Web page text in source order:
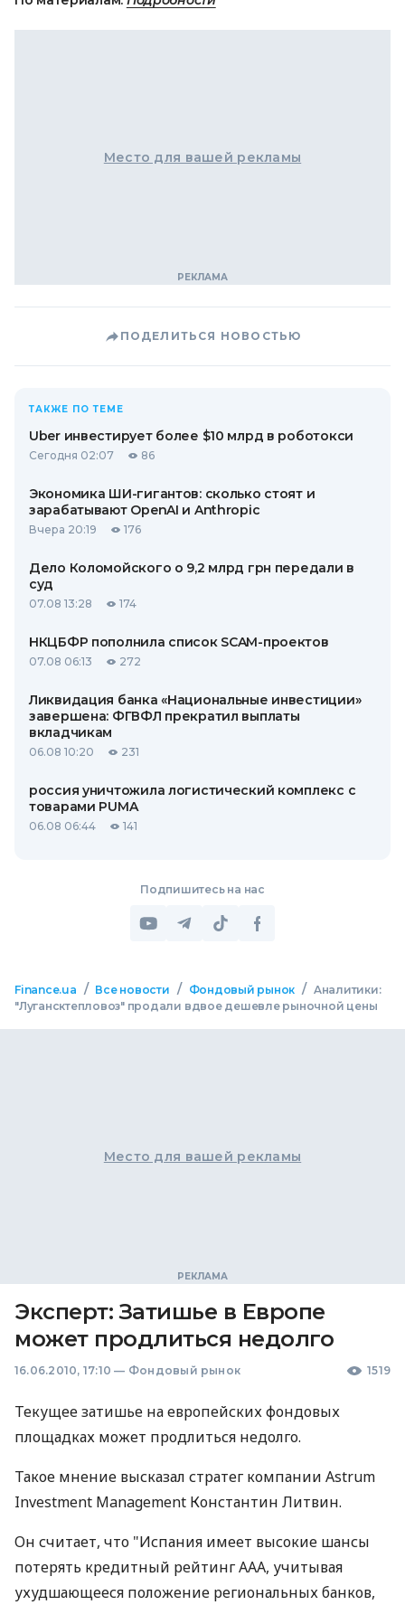
Место для вашей рекламы
ПОДЕЛИТЬСЯ НОВОСТЬЮ
ТАКЖЕ ПО ТЕМЕ
Uber инвестирует более $10 млрд в роботокси
Сегодня 02:07 86
Экономика ШИ-гигантов: сколько стоят и
зарабатывают OpenAI и Anthropic
Вчера 20:19 176
Дело Коломойского о 9,2 млрд грн передали в
суд
07.08 13:28 174
НКЦБФР пополнила список SCAM-проектов
07.08 06:13 272
Ликвидация банка «Национальные инвестиции»
завершена: ФГВФЛ прекратил выплаты
вкладчикам
06.08 10:20 231
россия уничтожила логистический комплекс с
товарами PUMA
06.08 06:44 141
Подпишитесь на нас
Finance.ua / Все новости / Фондовый рынок / Aналитики:
"Лугансктепловоз" продали вдвое дешевле рыночной цены
Место для вашей рекламы
Эксперт: Затишье в Европе
может продлиться недолго
16.06.2010, 17:10 — Фондовый рынок 1519
Текущее затишье на европейских фондовых
площадках может продлиться недолго.
Такое мнение высказал стратег компании Astrum
Investment Management Константин Литвин.
Он считает, что "Испания имеет высокие шансы
потерять кредитный рейтинг ААА, учитывая
ухудшающееся положение региональных банков,